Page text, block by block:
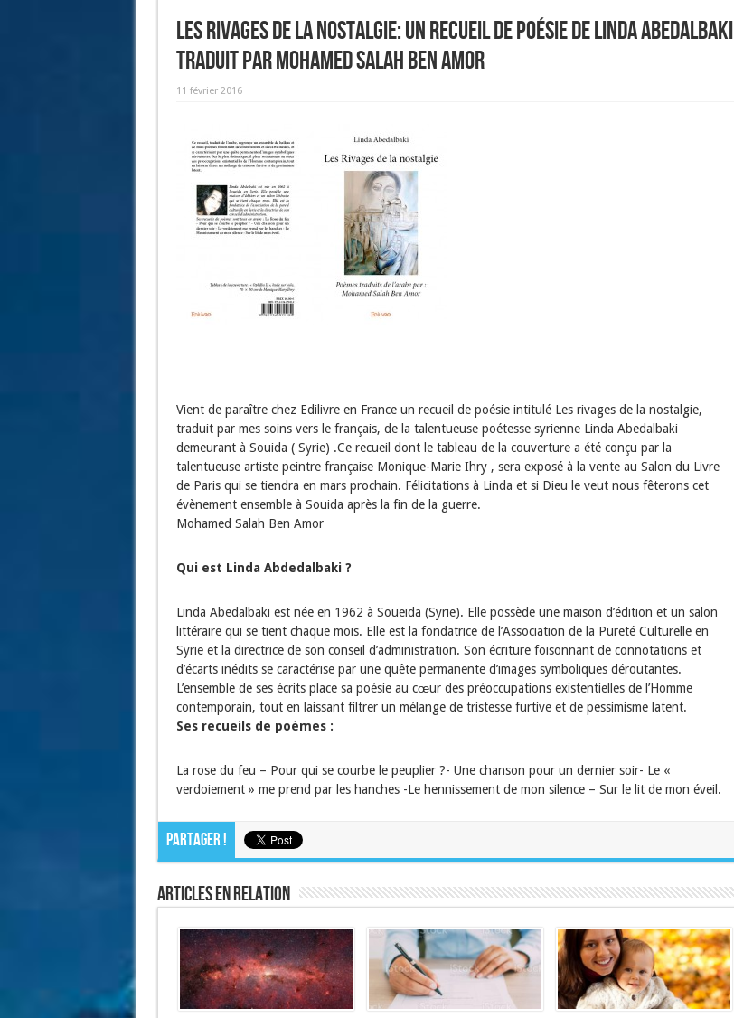
Les rivages de la nostalgie: un recueil de poésie de Linda Abedalbaki
traduit par Mohamed Salah Ben Amor
11 février 2016
Vient de paraître chez Edilivre en France un recueil de poésie intitulé Les rivages de la nostalgie,
traduit par mes soins vers le français, de la talentueuse poétesse syrienne Linda Abedalbaki
demeurant à Souida ( Syrie) .Ce recueil dont le tableau de la couverture a été conçu par la
talentueuse artiste peintre française Monique-Marie Ihry , sera exposé à la vente au Salon du Livre
de Paris qui se tiendra en mars prochain. Félicitations à Linda et si Dieu le veut nous fêterons cet
évènement ensemble à Souida après la fin de la guerre.
Mohamed Salah Ben Amor
Qui est Linda Abdedalbaki ?
Linda Abedalbaki est née en 1962 à Soueïda (Syrie). Elle possède une maison d’édition et un salon
littéraire qui se tient chaque mois. Elle est la fondatrice de l’Association de la Pureté Culturelle en
Syrie et la directrice de son conseil d’administration. Son écriture foisonnant de connotations et
d’écarts inédits se caractérise par une quête permanente d’images symboliques déroutantes.
L’ensemble de ses écrits place sa poésie au cœur des préoccupations existentielles de l’Homme
contemporain, tout en laissant filtrer un mélange de tristesse furtive et de pessimisme latent.
Ses recueils de poèmes :
La rose du feu – Pour qui se courbe le peuplier ?- Une chanson pour un dernier soir- Le «
verdoiement » me prend par les hanches -Le hennissement de mon silence – Sur le lit de mon éveil.
Partager !
Articles en relation